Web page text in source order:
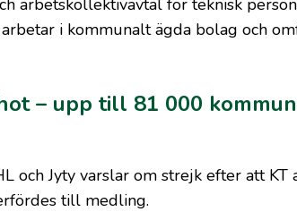
i kommunalt ägda bolag och
– upp till 81 000
och Jyty varslar om strejk efter att KT
till medling.